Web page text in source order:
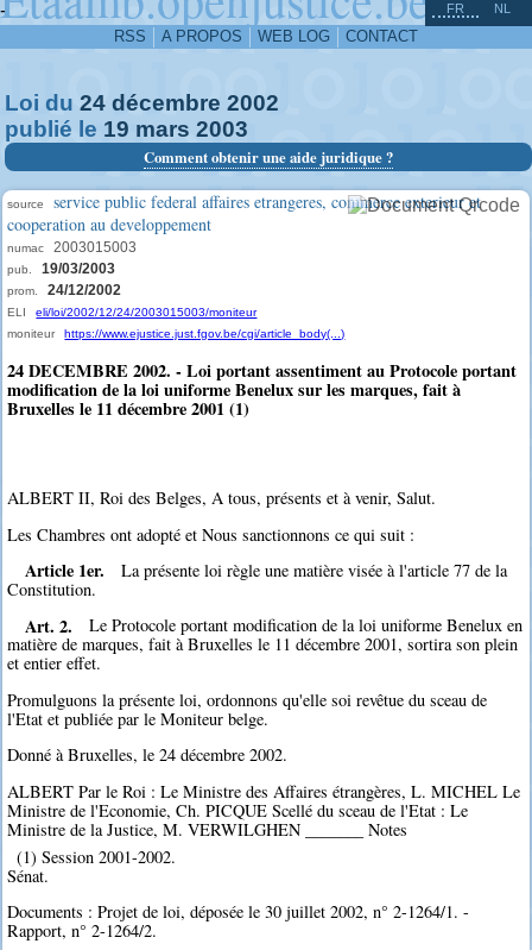
-
RSS A PROPOS WEB LOG CONTACT
FR NL
Loi du 24 décembre 2002
publié le 19 mars 2003
Comment obtenir une aide juridique ?
source
service public federal affaires etrangeres, commerce exterieur et
cooperation au developpement
numac 2003015003
pub. 19/03/2003
prom. 24/12/2002
ELI
eli/loi/2002/12/24/2003015003/moniteur
moniteur
https://www.ejustice.just.fgov.be/cgi/article_body(...)
24 DECEMBRE 2002. - Loi portant assentiment au Protocole portant
modification de la loi uniforme Benelux sur les marques, fait à
Bruxelles le 11 décembre 2001 (1)
ALBERT II, Roi des Belges, A tous, présents et à venir, Salut.
Les Chambres ont adopté et Nous sanctionnons ce qui suit :
Article 1er.
La présente loi règle une matière visée à l'article 77 de la
Constitution.
Art. 2.
Le Protocole portant modification de la loi uniforme Benelux en
matière de marques, fait à Bruxelles le 11 décembre 2001, sortira son plein
et entier effet.
Promulguons la présente loi, ordonnons qu'elle soi revêtue du sceau de
l'Etat et publiée par le Moniteur belge.
Donné à Bruxelles, le 24 décembre 2002.
ALBERT Par le Roi : Le Ministre des Affaires étrangères, L. MICHEL Le
Ministre de l'Economie, Ch. PICQUE Scellé du sceau de l'Etat : Le
Ministre de la Justice, M. VERWILGHEN _______ Notes
(1) Session 2001-2002.
Sénat.
Documents : Projet de loi, déposée le 30 juillet 2002, n° 2-1264/1. -
Rapport, n° 2-1264/2.
^